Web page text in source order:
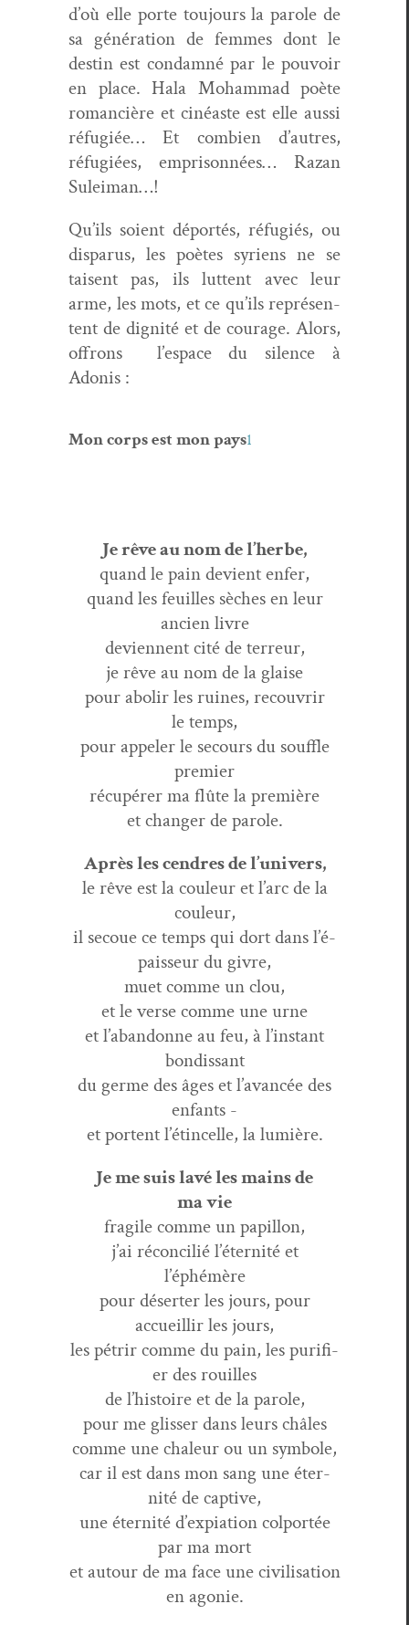
d’où elle porte tou­jours la parole de
sa généra­tion de femmes dont le
des­tin est con­damné par le pou­voir
en place. Hala Moham­mad poète
roman­cière et cinéaste est elle aus­si
réfugiée… Et com­bi­en d’autres,
réfugiées, empris­on­nées… Razan
Suleiman…!
Qu’ils soient déportés, réfugiés, ou
dis­parus, les poètes syriens ne se
taisent pas, ils lut­tent avec leur
arme, les mots, et ce qu’ils représen­
tent de dig­nité et de courage. Alors,
offrons l’e­space du silence à
Adonis :
Mon corps est mon pays1
Je rêve au nom de l’herbe,
quand le pain devient enfer,
quand les feuilles sèch­es en leur
ancien livre
devi­en­nent cité de terreur,
je rêve au nom de la glaise
pour abolir les ruines, recou­vrir
le temps,
pour appel­er le sec­ours du souf­fle
premier
récupér­er ma flûte la première
et chang­er de parole.
Après les cen­dres de l’univers,
le rêve est la couleur et l’arc de la
couleur,
il sec­oue ce temps qui dort dans l’é­
pais­seur du givre,
muet comme un clou,
et le verse comme une urne
et l’a­ban­donne au feu, à l’in­stant
bondissant
du germe des âges et l’a­vancée des
enfants -
et por­tent l’ét­in­celle, la lumière.
Je me suis lavé les mains de
ma vie
frag­ile comme un papillon,
j’ai réc­on­cil­ié l’é­ter­nité et
l’éphémère
pour désert­er les jours, pour
accueil­lir les jours,
les pétrir comme du pain, les puri­fi­
er des rouilles
de l’his­toire et de la parole,
pour me gliss­er dans leurs châles
comme une chaleur ou un symbole,
car il est dans mon sang une éter­
nité de captive,
une éter­nité d’ex­pi­a­tion col­portée
par ma mort
et autour de ma face une civil­i­sa­tion
en agonie.